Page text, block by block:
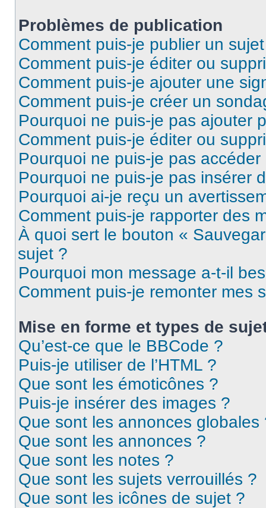
Problèmes de publication
Comment puis-je publier un
Comment puis-je éditer ou
Comment puis-je ajouter une
Comment puis-je créer un
Pourquoi ne puis-je pas ajouter
Comment puis-je éditer ou
Pourquoi ne puis-je pas
Pourquoi ne puis-je pas insérer
Pourquoi ai-je reçu un
Comment puis-je rapporter des
À quoi sert le bouton «
sujet ?
Pourquoi mon message a-t-il
Comment puis-je remonter mes
Mise en forme et types de
Qu’est-ce que le BBCode ?
Puis-je utiliser de l’HTML ?
Que sont les émoticônes ?
Puis-je insérer des images ?
Que sont les annonces globales
Que sont les annonces ?
Que sont les notes ?
Que sont les sujets verrouillés ?
Que sont les icônes de sujet ?